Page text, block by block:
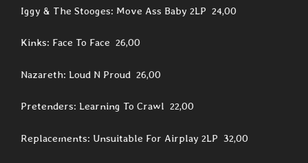
Iggy & The Stooges: Move Ass Baby 2LP 24,00
Kinks: Face To Face 26,00
Nazareth: Loud N Proud 26,00
Pretenders: Learning To Crawl 22,00
Replacements: Unsuitable For Airplay 2LP 32,00